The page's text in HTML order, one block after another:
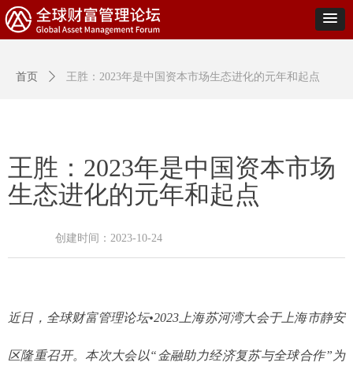
王胜：2023年是中国资本市场
生态进化的元年和起点
近日，全球财富管理论坛•2023上海苏河湾大会于上海市静安
区隆重召开。本次大会以“金融助力经济复苏与全球合作”为
创建时间： 2023-10-24
首页 ꄲ 王胜：2023年是中国资本市场生态进化的元年和起点